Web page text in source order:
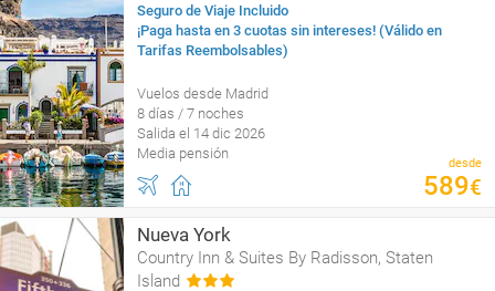
Seguro de Viaje Incluido
¡Paga hasta en 3 cuotas sin intereses! (Válido en
Tarifas Reembolsables)
Vuelos desde Madrid
8 días / 7 noches
Salida el 14 dic 2026
Media pensión
desde
589€
Nueva York
Country Inn & Suites By Radisson, Staten
Island